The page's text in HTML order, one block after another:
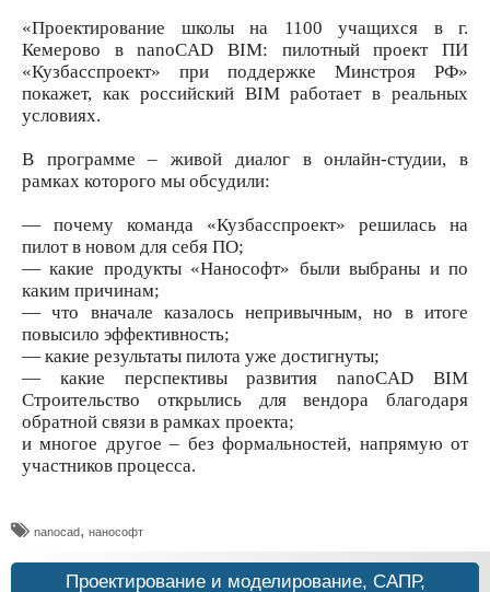
«Проектирование школы на 1100 учащихся в г.
Кемерово в nanoCAD BIM: пилотный проект ПИ
«Кузбасспроект» при поддержке Минстроя РФ»
покажет, как российский BIM работает в реальных
условиях.
В программе – живой диалог в онлайн-студии, в
рамках которого мы обсудили:
— почему команда «Кузбасспроект» решилась на
пилот в новом для себя ПО;
— какие продукты «Нанософт» были выбраны и по
каким причинам;
— что вначале казалось непривычным, но в итоге
повысило эффективность;
— какие результаты пилота уже достигнуты;
— какие перспективы развития nanoCAD BIM
Строительство открылись для вендора благодаря
обратной связи в рамках проекта;
и многое другое – без формальностей, напрямую от
участников процесса.
nanocad, нанософт
Проектирование и моделирование, САПР,